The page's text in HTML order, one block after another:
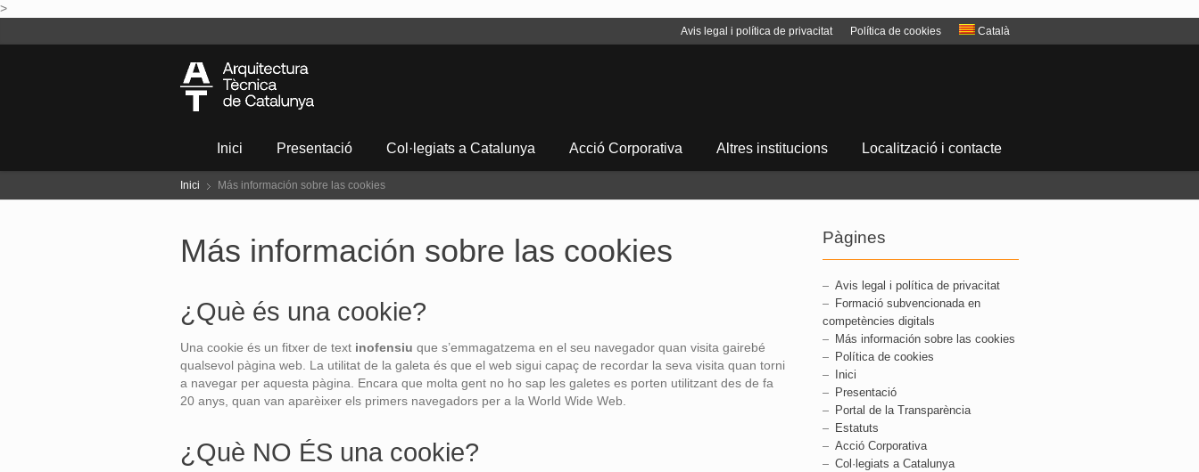
>
Avis legal i política de privacitat Política de cookies Català
Inici Presentació Col·legiats a Catalunya Acció Corporativa Altres institucions Localització i contacte
Inici Más información sobre las cookies
Más información sobre las cookies
¿Què és una cookie?
Una cookie és un fitxer de text inofensiu que s’emmagatzema en el seu navegador quan visita gairebé
qualsevol pàgina web. La utilitat de la galeta és que el web sigui capaç de recordar la seva visita quan torni
a navegar per aquesta pàgina. Encara que molta gent no ho sap les galetes es porten utilitzant des de fa
20 anys, quan van aparèixer els primers navegadors per a la World Wide Web.
¿Què NO ÉS una cookie?
Pàgines
Avis legal i política de privacitat
Formació subvencionada en
competències digitals
Más información sobre las cookies
Política de cookies
Inici
Presentació
Portal de la Transparència
Estatuts
Acció Corporativa
Col·legiats a Catalunya